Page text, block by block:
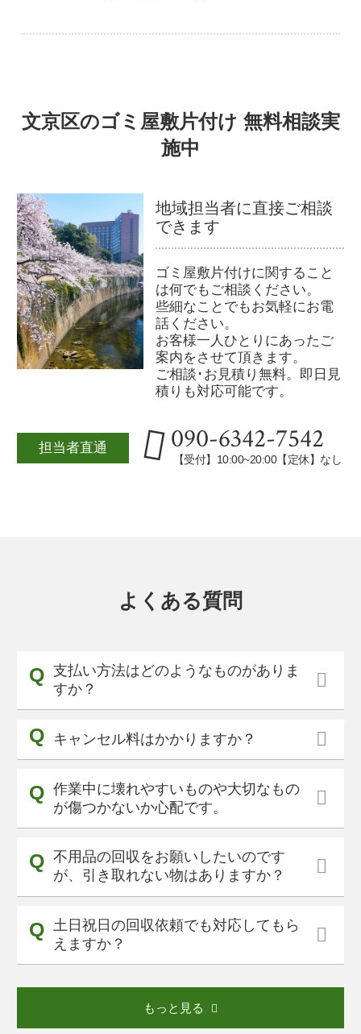
文京区のゴミ屋敷片付け 無料相談実
施中
地域担当者に直接ご相談
できます
ゴミ屋敷片付けに関すること
は何でもご相談ください。
些細なことでもお気軽にお電
話ください。
お客様一人ひとりにあったご
案内をさせて頂きます。
ご相談･お見積り無料。即日見
積りも対応可能です。
担当者直通 090-6342-7542
【受付】10:00~20:00【定休】なし
よくある質問
支払い方法はどのようなものがありま
すか？
キャンセル料はかかりますか？
作業中に壊れやすいものや大切なもの
が傷つかないか心配です。
不用品の回収をお願いしたいのです
が、引き取れない物はありますか？
土日祝日の回収依頼でも対応してもら
えますか？
もっと見る